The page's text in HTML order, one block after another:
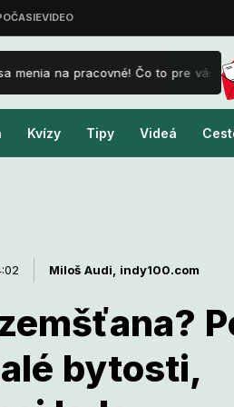
na pracovné! Čo to pre vás
Kvízy Tipy Videá
Miloš Audi, indy100.com
bytosti,